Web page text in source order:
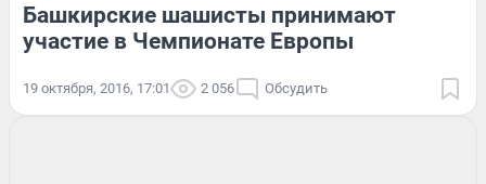
Башкирские шашисты принимают
участие в Чемпионате Европы
19 октября, 2016, 17:01 2 056 Обсудить